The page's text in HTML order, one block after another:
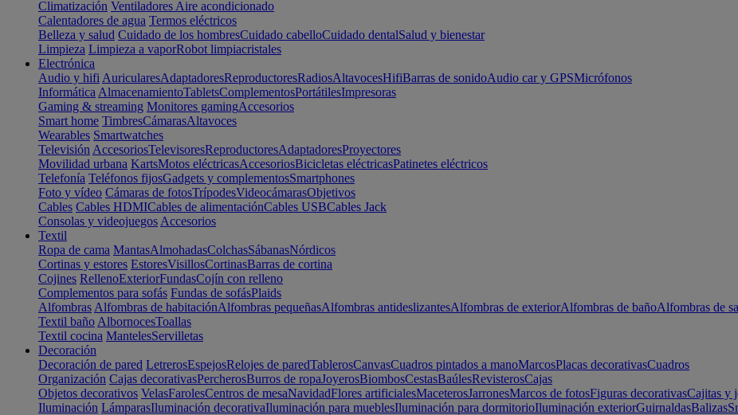
Climatización Ventiladores Aire acondicionado
Calentadores de agua Termos eléctricos
Belleza y salud Cuidado de los hombresCuidado cabelloCuidado dentalSalud y bienestar
Limpieza Limpieza a vaporRobot limpiacristales
Electrónica
Audio y hifi AuricularesAdaptadoresReproductoresRadiosAltavocesHifiBarras de sonidoAudio car y GPSMicrófonos
Informática AlmacenamientoTabletsComplementosPortátilesImpresoras
Gaming & streaming Monitores gamingAccesorios
Smart home TimbresCámarasAltavoces
Wearables Smartwatches
Televisión AccesoriosTelevisoresReproductoresAdaptadoresProyectores
Movilidad urbana KartsMotos eléctricasAccesoriosBicicletas eléctricasPatinetes eléctricos
Telefonía Teléfonos fijosGadgets y complementosSmartphones
Foto y vídeo Cámaras de fotosTrípodesVideocámarasObjetivos
Cables Cables HDMICables de alimentaciónCables USBCables Jack
Consolas y videojuegos Accesorios
Textil
Ropa de cama MantasAlmohadasColchasSábanasNórdicos
Cortinas y estores EstoresVisillosCortinasBarras de cortina
Cojines RellenoExteriorFundasCojín con relleno
Complementos para sofás Fundas de sofásPlaids
Alfombras Alfombras de habitaciónAlfombras pequeñasAlfombras antideslizantesAlfombras de exteriorAlfombras de bañoAlfombras de
Textil baño AlbornocesToallas
Textil cocina MantelesServilletas
Decoración
Decoración de pared LetrerosEspejosRelojes de paredTablerosCanvasCuadros pintados a manoMarcosPlacas decorativasCuadros
Organización Cajas decorativasPercherosBurros de ropaJoyerosBiombosCestasBaúlesRevisterosCajas
Objetos decorativos VelasFarolesCentros de mesaNavidadFlores artificialesMaceterosJarronesMarcos de fotosFiguras decorativasCajitas y
Iluminación LámparasIluminación decorativaIluminación para mueblesIluminación para dormitorioIluminación exteriorGuirnaldasBalizas